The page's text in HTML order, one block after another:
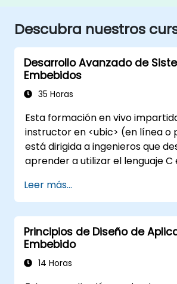
Descubra nuestros
Desarrollo Avanzado de
Embebidos
35 Horas
Esta formación en vivo
instructor en <ubic> (en línea o
está dirigida a ingenieros que
aprender a utilizar el lenguaje
microcontroladores basados en
arquitecturas de procesador
CORTEX M-3 y ARM9).
Leer más...
Principios de Diseño de
Embebido
14 Horas